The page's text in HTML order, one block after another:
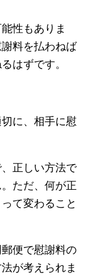
性もありま
料を払わねば
はずです。
に、相手に慰
正しい方法で
ただ、何が正
て変わること
便で慰謝料の
が考えられま